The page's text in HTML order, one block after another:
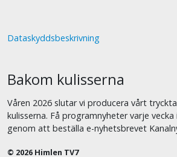
Dataskyddsbeskrivning
Bakom kulisserna
Våren 2026 slutar vi producera vårt
kulisserna. Få programnyheter varje
genom att beställa e-nyhetsbrevet
© 2026 Himlen TV7